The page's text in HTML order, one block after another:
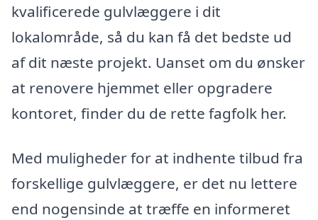
kvalificerede gulvlæggere i dit
lokalområde, så du kan få det bedste ud
af dit næste projekt. Uanset om du ønsker
at renovere hjemmet eller opgradere
kontoret, finder du de rette fagfolk her.
Med muligheder for at indhente tilbud fra
forskellige gulvlæggere, er det nu lettere
end nogensinde at træffe en informeret